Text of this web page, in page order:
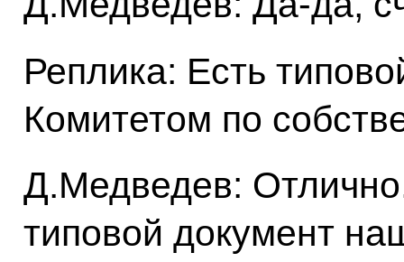
Реплика: Есть
Комитетом по
Д.Медведев:
типовой документ